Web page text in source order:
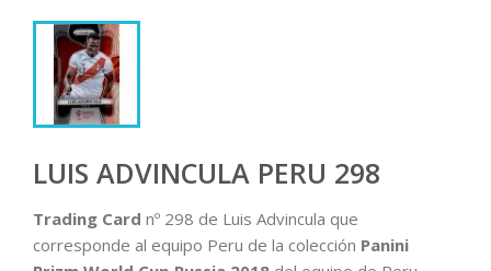
LUIS ADVINCULA PERU 298
Trading Card nº 298 de Luis Advincula que
corresponde al equipo Peru de la colección Panini